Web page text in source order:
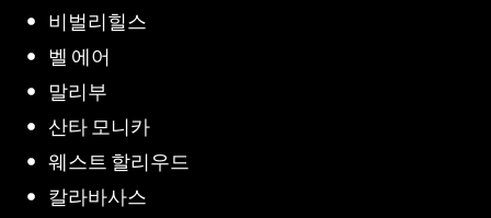
비벌리힐스
벨 에어
말리부
산타 모니카
웨스트 할리우드
칼라바사스